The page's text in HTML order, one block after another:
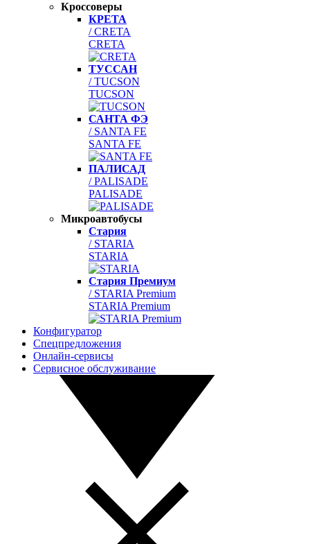
Кроссоверы
КРЕТА
/ CRETA
CRETA
ТУССАН
/ TUCSON
TUCSON
САНТА ФЭ
/ SANTA FE
SANTA FE
ПАЛИСАД
/ PALISADE
PALISADE
Микроавтобусы
Стария
/ STARIA
STARIA
Стария Премиум
/ STARIA Premium
STARIA Premium
Конфигуратор
Спецпредложения
Онлайн-сервисы
Сервисное обслуживание